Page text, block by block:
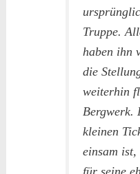
Truppe.
haben ihn
die
weiterhin
Bergwerk.
kleinen
einsam ist,